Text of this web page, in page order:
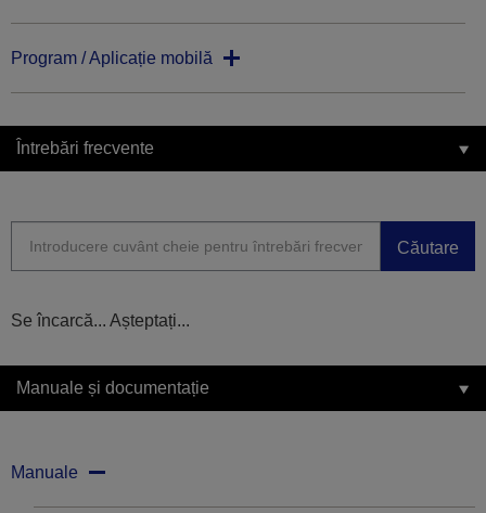
Program / Aplicație mobilă
Întrebări frecvente
Căutare
Se încarcă... Așteptați...
Manuale și documentație
Manuale